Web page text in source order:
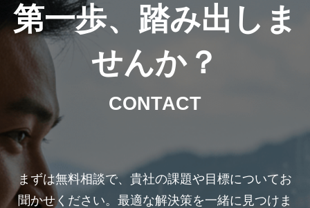
第一歩、踏み出しま
せんか？
CONTACT
まずは無料相談で、貴社の課題や目標についてお
聞かせください。最適な解決策を一緒に見つけま